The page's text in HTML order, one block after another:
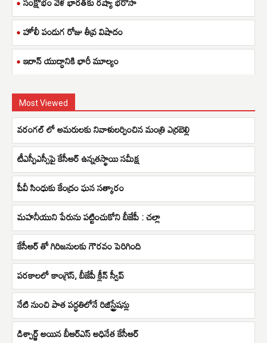
హోలీ పండుగ రోజు తీవ్ర విషాదం
ఇరాన్ యుద్ధానికి భారీ మూల్యం
Most Viewed
వరంగల్ లో అమరులకు నివాళులర్పించిన మంత్రి ఎర్రబెల్లి
టీఎస్పీఎస్సీపై కేసీఆర్ ఉన్నతస్థాయి సమీక్ష
పీవీ సింధుకు కేంద్రం ఘన సత్కారం
మహనీయుని పేరును పట్టించుకోని బీజేపీ : చల్లా
కేసీఆర్ తో గిరిజనులకు గౌరవం పెరిగింది
పరకాలలో కాంగ్రెస్, బీజేపీ క్లీన్ స్వీప్
నేటి నుంచి పాత పద్ధతిలోనే రిజిస్ట్రేషన్లు
డిశ్చార్జ్ అయిన బీఆర్ఎస్ అధినేత కేసీఆర్